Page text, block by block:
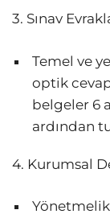
3. Sınav
Temel ve
optik cevap
belgeler 6
ardından
4. Kurumsal